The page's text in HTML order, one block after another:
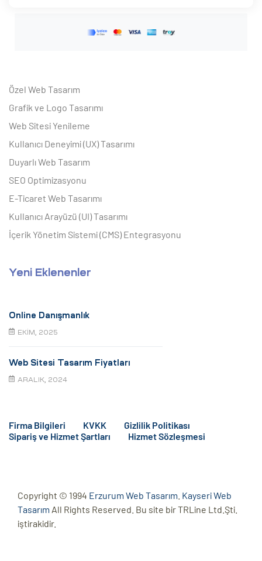
Özel Web Tasarım
Grafik ve Logo Tasarımı
Web Sitesi Yenileme
Kullanıcı Deneyimi (UX) Tasarımı
Duyarlı Web Tasarım
SEO Optimizasyonu
E-Ticaret Web Tasarımı
Kullanıcı Arayüzü (UI) Tasarımı
İçerik Yönetim Sistemi (CMS) Entegrasyonu
Yeni Eklenenler
Online Danışmanlık
EKIM, 2025
Web Sitesi Tasarım Fiyatları
ARALIK, 2024
Firma Bilgileri KVKK
Gizlilik Politikası
Sipariş ve Hizmet Şartları
Hizmet Sözleşmesi
Copyright © 1994 Erzurum Web Tasarım Kayseri Web
Tasarım All Rights Reserved. Bu site bir TRLine Ltd.Şti.
iştirakidir.